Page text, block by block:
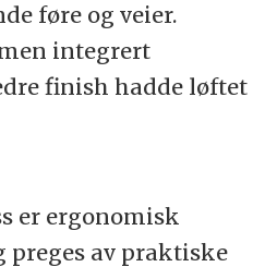
føre og veier.
integrert
finish hadde løftet
er ergonomisk
av praktiske